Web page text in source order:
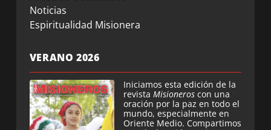
Noticias
Espiritualidad Misionera
VERANO 2026
Iniciamos esta edición de la
revista Misioneros con una
oración por la paz en todo el
mundo, especialmente en
Oriente Medio. Compartimos